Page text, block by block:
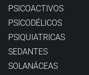
PSICOACTIVOS
PSICODÉLICOS
PSIQUIATRICAS
SEDANTES
SOLANÁCEAS